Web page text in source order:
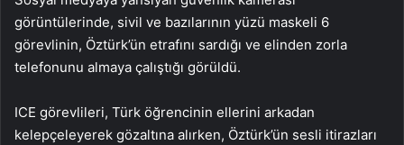
görüntülerinde, sivil ve bazılarının yüzü maskeli 6
görevlinin, Öztürk’ün etrafını sardığı ve elinden zorla
telefonunu almaya çalıştığı görüldü.
ICE görevlileri, Türk öğrencinin ellerini arkadan
kelepçeleyerek gözaltına alırken, Öztürk’ün sesli itirazları